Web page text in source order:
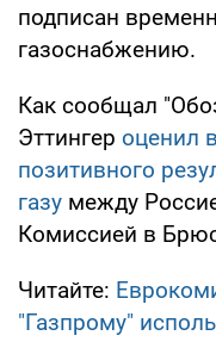
подписан
газоснабжению.
Как сообщал
Эттингер оценил
позитивного
газу между
Комиссией в
Читайте:
"Газпрому"